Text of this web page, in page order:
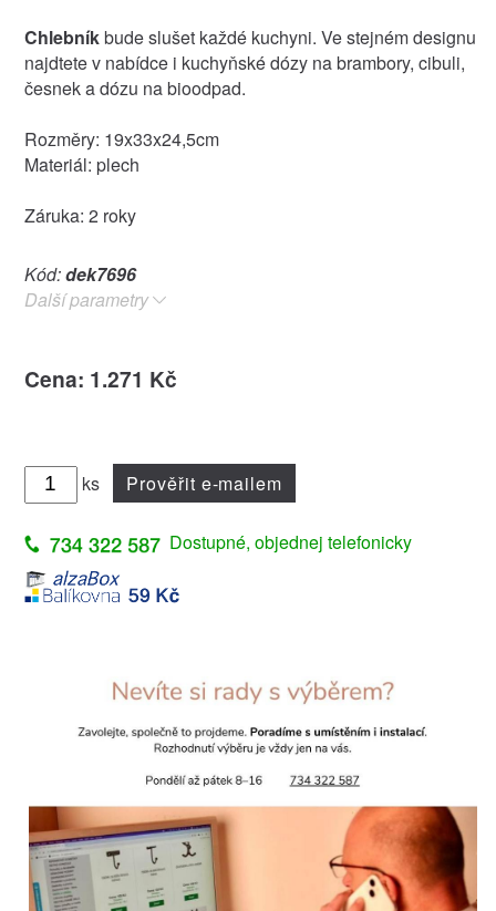
Chlebníkbude slušet každé kuchyni. Ve stejném designu
najdtete v nabídce i kuchyňské dózy na brambory, cibuli,
česnek a dózu na bioodpad.
Rozměry: 19x33x24,5cm
Materiál: plech
Záruka: 2 roky
Kód:dek7696
Další parametry
Cena: 1.271 Kč
ks Prověřit e-mailem
Dostupné, objednej telefonicky